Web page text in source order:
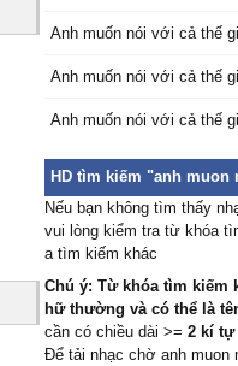
Anh muốn nói với cả thế
Anh muốn nói với cả thế
Anh muốn nói với cả thế
HD tìm kiếm "anh
Nếu bạn không tìm thấy
vui lòng kiểm tra từ khóa
a tìm kiếm khác
Chú ý: Từ khóa tìm kiếm
hữ thường và có thể là
cần có chiều dài >= 2 kí tự
Để tải nhạc chờ anh muon